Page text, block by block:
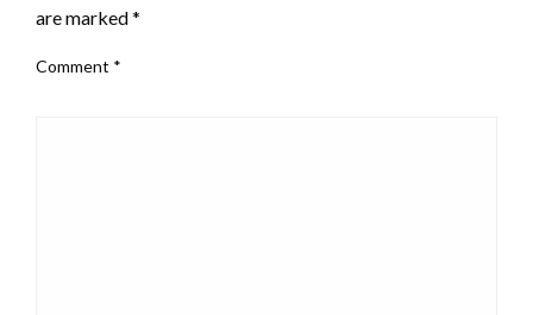
are marked*
Comment *